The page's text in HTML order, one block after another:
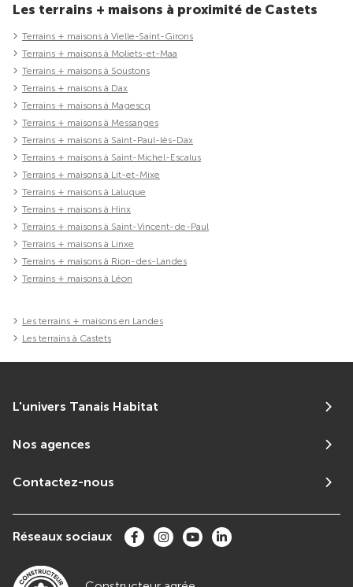
Les terrains + maisons à proximité de Castets
Terrains + maisons à Vielle-Saint-Girons
Terrains + maisons à Moliets-et-Maa
Terrains + maisons à Soustons
Terrains + maisons à Dax
Terrains + maisons à Magescq
Terrains + maisons à Messanges
Terrains + maisons à Saint-Paul-lès-Dax
Terrains + maisons à Saint-Michel-Escalus
Terrains + maisons à Lit-et-Mixe
Terrains + maisons à Laluque
Terrains + maisons à Hinx
Terrains + maisons à Saint-Vincent-de-Paul
Terrains + maisons à Linxe
Terrains + maisons à Rion-des-Landes
Terrains + maisons à Léon
Les terrains + maisons en Landes
Les terrains à Castets
L'univers Tanais Habitat
Nos agences
Contactez-nous
Réseaux sociaux